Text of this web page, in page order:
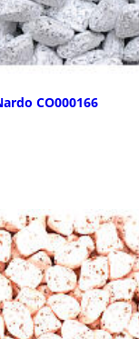
CO000166